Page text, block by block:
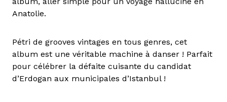
Anatolie.
Pétri de grooves vintages en tous genres, cet
album est une véritable machine à danser ! Parfait
pour célébrer la défaite cuisante du candidat
d’Erdogan aux municipales d’Istanbul !